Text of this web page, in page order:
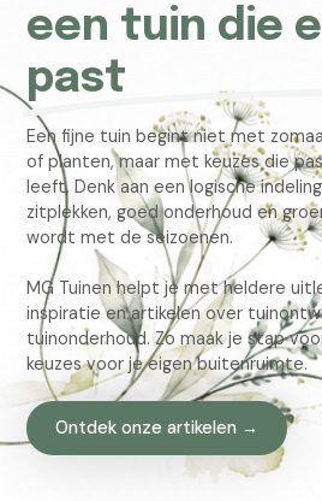
een tuin die
past
Een fijne tuin begint niet met
of planten, maar met keuzes die
leeft. Denk aan een logische
zitplekken, goed onderhoud en
wordt met de seizoenen.
MG Tuinen helpt je met heldere
inspiratie en artikelen over
tuinonderhoud. Zo maak je stap
keuzes voor je eigen buitenruimte.
Ontdek onze artikelen →